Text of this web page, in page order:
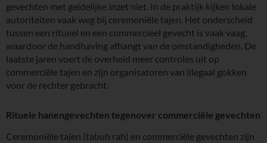
gevechten met geldelijke inzet niet. In de praktijk kijken lokale
autoriteiten vaak weg bij ceremoniële tajen. Het onderscheid
tussen een ritueel en een commercieel gevecht is vaak vaag,
waardoor de handhaving afhangt van de omstandigheden. De
laatste jaren voert de overheid meer controles uit op
commerciële tajen en zijn organisatoren van illegaal gokken
voor de rechter gebracht.
Rituele hanengevechten tegenover commerciële gevechten
Ceremoniële tajen (tabuh rah) en commerciële gevechten zijn